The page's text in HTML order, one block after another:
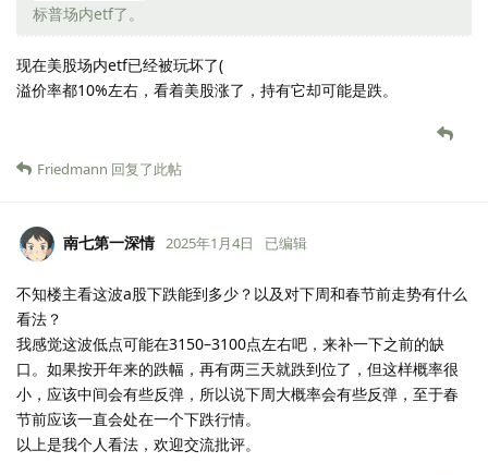
标普场内etf了。
现在美股场内etf已经被玩坏了(
溢价率都10%左右，看着美股涨了，持有它却可能是跌。
Friedmann 回复了此帖
南七第一深情 2025年1月4日 已编辑
不知楼主看这波a股下跌能到多少？以及对下周和春节前走势有什么
看法？
我感觉这波低点可能在3150–3100点左右吧，来补一下之前的缺
口。如果按开年来的跌幅，再有两三天就跌到位了，但这样概率很
小，应该中间会有些反弹，所以说下周大概率会有些反弹，至于春
节前应该一直会处在一个下跌行情。
以上是我个人看法，欢迎交流批评。